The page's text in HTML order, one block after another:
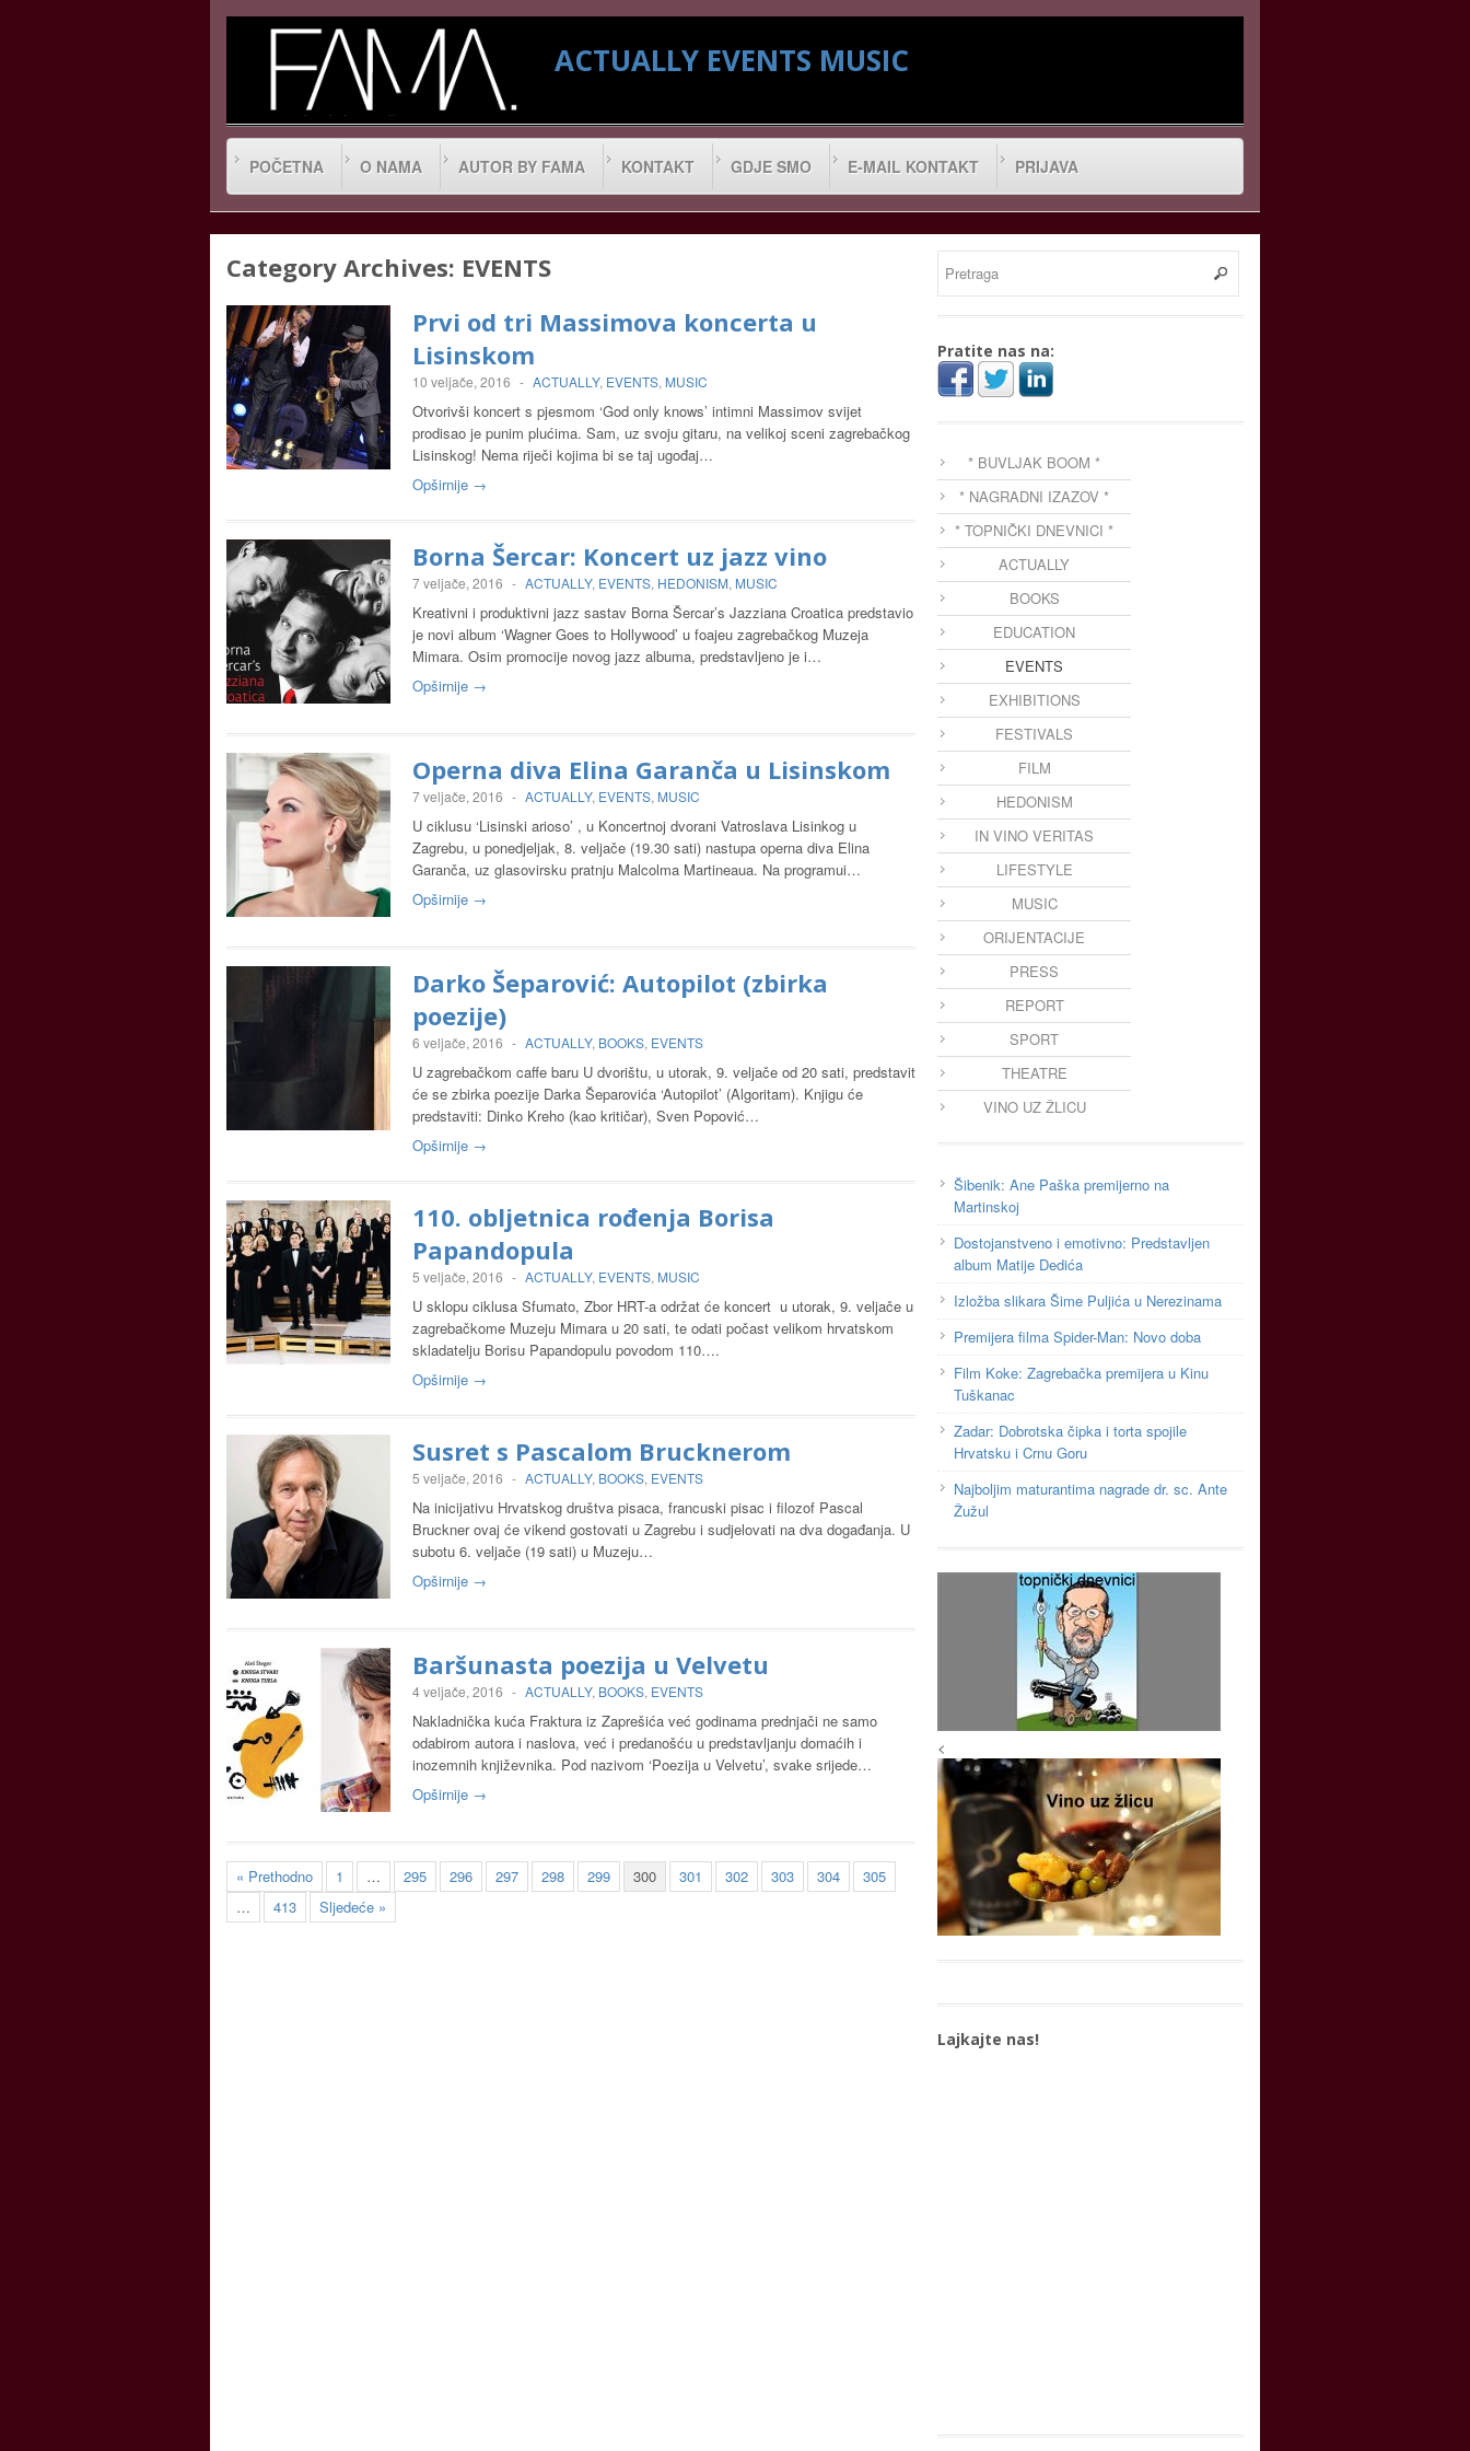
ACTUALLY EVENTS MUSIC
POČETNA O NAMA AUTOR BY FAMA KONTAKT GDJE SMO E-MAIL KONTAKT PRIJAVA
Category Archives: EVENTS
Prvi od tri Massimova koncerta u
Lisinskom
10 veljače, 2016 - ACTUALLY, EVENTS, MUSIC
Otvorivši koncert s pjesmom ‘God only knows’ intimni Massimov svijet
prodisao je punim plućima. Sam, uz svoju gitaru, na velikoj sceni zagrebačkog
Lisinskog! Nema riječi kojima bi se taj ugođaj…
Opširnije →
Borna Šercar: Koncert uz jazz vino
7 veljače, 2016 - ACTUALLY, EVENTS, HEDONISM, MUSIC
Kreativni i produktivni jazz sastav Borna Šercar’s Jazziana Croatica predstavio
je novi album ‘Wagner Goes to Hollywood’ u foajeu zagrebačkog Muzeja
Mimara. Osim promocije novog jazz albuma, predstavljeno je i…
Opširnije →
Operna diva Elina Garanča u Lisinskom
7 veljače, 2016 - ACTUALLY, EVENTS, MUSIC
U ciklusu ‘Lisinski arioso’ , u Koncertnoj dvorani Vatroslava Lisinkog u
Zagrebu, u ponedjeljak, 8. veljače (19.30 sati) nastupa operna diva Elina
Garanča, uz glasovirsku pratnju Malcolma Martineaua. Na programui…
Opširnije →
Darko Šeparović: Autopilot (zbirka
poezije)
6 veljače, 2016 - ACTUALLY, BOOKS, EVENTS
U zagrebačkom caffe baru U dvorištu, u utorak, 9. veljače od 20 sati, predstavit
će se zbirka poezije Darka Šeparovića ‘Autopilot’ (Algoritam). Knjigu će
predstaviti: Dinko Kreho (kao kritičar), Sven Popović…
Opširnije →
110. obljetnica rođenja Borisa
Papandopula
5 veljače, 2016 - ACTUALLY, EVENTS, MUSIC
U sklopu ciklusa Sfumato, Zbor HRT-a održat će koncert u utorak, 9. veljače u
zagrebačkome Muzeju Mimara u 20 sati, te odati počast velikom hrvatskom
skladatelju Borisu Papandopulu povodom 110….
Opširnije →
Susret s Pascalom Brucknerom
5 veljače, 2016 - ACTUALLY, BOOKS, EVENTS
Na inicijativu Hrvatskog društva pisaca, francuski pisac i filozof Pascal
Bruckner ovaj će vikend gostovati u Zagrebu i sudjelovati na dva događanja. U
subotu 6. veljače (19 sati) u Muzeju…
Opširnije →
Baršunasta poezija u Velvetu
4 veljače, 2016 - ACTUALLY, BOOKS, EVENTS
Nakladnička kuća Fraktura iz Zaprešića već godinama prednjači ne samo
odabirom autora i naslova, već i predanošću u predstavljanju domaćih i
inozemnih književnika. Pod nazivom ‘Poezija u Velvetu’, svake srijede…
Opširnije →
« Prethodno 1 … 295 296 297 298 299 300 301 302 303 304
305
…
413 Sljedeće »
Pratite nas na:
* BUVLJAK BOOM *
* NAGRADNI IZAZOV *
* TOPNIČKI DNEVNICI *
ACTUALLY
BOOKS
EDUCATION
EVENTS
EXHIBITIONS
FESTIVALS
FILM
HEDONISM
IN VINO VERITAS
LIFESTYLE
MUSIC
ORIJENTACIJE
PRESS
REPORT
SPORT
THEATRE
VINO UZ ŽLICU
Šibenik: Ane Paška premijerno na
Martinskoj
Dostojanstveno i emotivno: Predstavljen
album Matije Dedića
Izložba slikara Šime Puljića u Nerezinama
Premijera filma Spider-Man: Novo doba
Film Koke: Zagrebačka premijera u Kinu
Tuškanac
Zadar: Dobrotska čipka i torta spojile
Hrvatsku i Crnu Goru
Najboljim maturantima nagrade dr. sc. Ante
Žužul
<
Lajkajte nas!